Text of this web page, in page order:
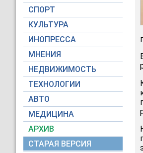
СПОРТ
КУЛЬТУРА
ИНОПРЕССА
МНЕНИЯ
НЕДВИЖИМОСТЬ
ТЕХНОЛОГИИ
АВТО
МЕДИЦИНА
АРХИВ
СТАРАЯ ВЕРСИЯ